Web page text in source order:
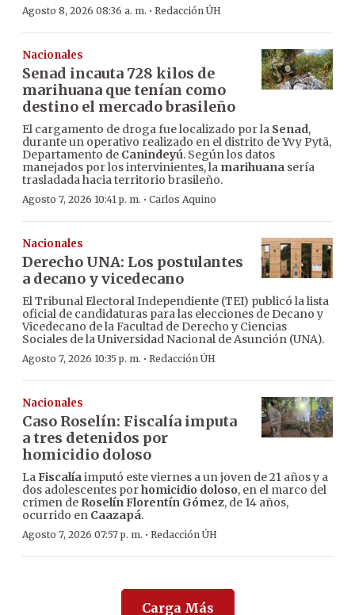
Agosto 8, 2026 08:36 a. m. · Redacción ÚH
Nacionales
Senad incauta 728 kilos de
marihuana que tenían como
destino el mercado brasileño
El cargamento de droga fue localizado por la Senad,
durante un operativo realizado en el distrito de Yvy Pytã,
Departamento de Canindeyú. Según los datos
manejados por los intervinientes, la marihuana sería
trasladada hacia territorio brasileño.
Agosto 7, 2026 10:41 p. m. · Carlos Aquino
Nacionales
Derecho UNA: Los postulantes
a decano y vicedecano
El Tribunal Electoral Independiente (TEI) publicó la lista
oficial de candidaturas para las elecciones de Decano y
Vicedecano de la Facultad de Derecho y Ciencias
Sociales de la Universidad Nacional de Asunción (UNA).
Agosto 7, 2026 10:35 p. m. · Redacción ÚH
Nacionales
Caso Roselín: Fiscalía imputa
a tres detenidos por
homicidio doloso
LaFiscalíaimputó este viernes a un joven de 21 años y a
dos adolescentes porhomicidio doloso, en el marco del
crimen de Roselín Florentín Gómez, de 14 años,
ocurrido en Caazapá.
Agosto 7, 2026 07:57 p. m. · Redacción ÚH
Carga Más